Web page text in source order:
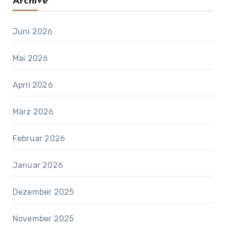
Juni 2026
Mai 2026
April 2026
März 2026
Februar 2026
Januar 2026
Dezember 2025
November 2025